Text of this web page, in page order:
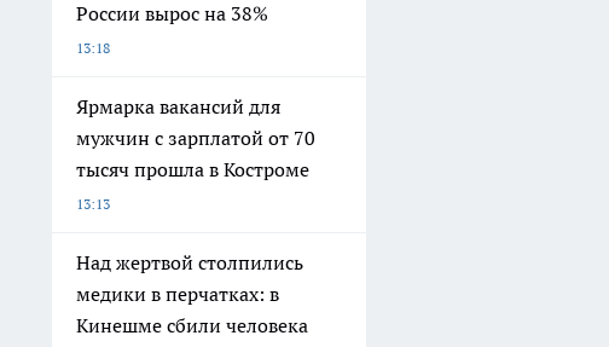
России вырос на 38%
13:18
Ярмарка вакансий для
мужчин с зарплатой от 70
тысяч прошла в Костроме
13:13
Над жертвой столпились
медики в перчатках: в
Кинешме сбили человека